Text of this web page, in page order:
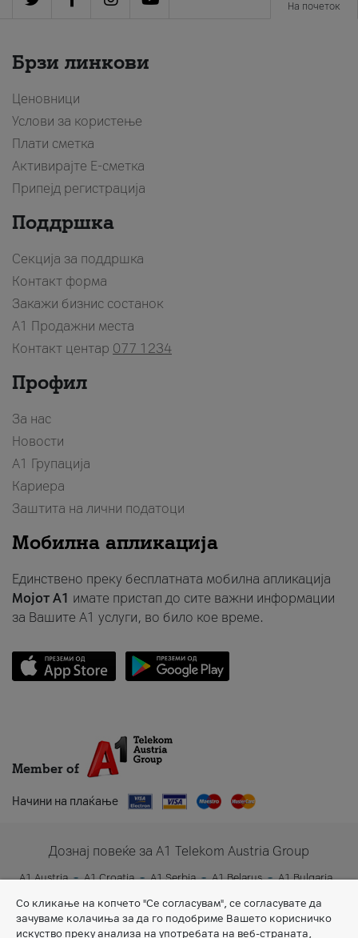
На почеток
Брзи линкови
Ценовници
Услови за користење
Плати сметка
Активирајте Е-сметка
Припејд регистрација
Поддршка
Секција за поддршка
Контакт форма
Закажи бизнис состанок
A1 Продажни места
Контакт центар 077 1234
Профил
За нас
Новости
А1 Групација
Кариера
Заштита на лични податоци
Мобилна апликација
Единствено преку бесплатната мобилна апликација
Мојот A1 имате пристап до сите важни информации
за Вашите A1 услуги, во било кое време.
Member of
Начини на плаќање
Дознај повеќе за A1 Telekom Austria Group
A1 Austria A1 Croatia A1 Serbia A1 Belarus
A1 Bulgaria
Со кликање на копчето "Се согласувам", се согласувате да
зачуваме колачиња за да го подобриме Вашето корисничко
искуство преку анализа на употребата на веб-страната,